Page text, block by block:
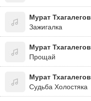
Мурат Тхагалегов
Зажигалка
Мурат Тхагалегов
Прощай
Мурат Тхагалегов
Судьба Холостяка